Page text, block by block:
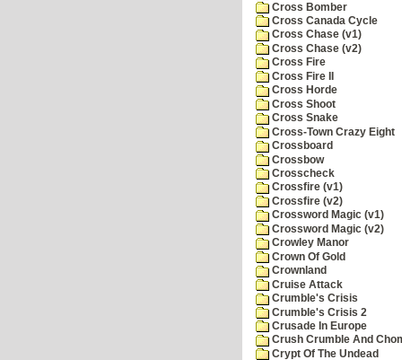
Cross Bomber
Cross Canada Cycle
Cross Chase (v1)
Cross Chase (v2)
Cross Fire
Cross Fire II
Cross Horde
Cross Shoot
Cross Snake
Cross-Town Crazy Eight
Crossboard
Crossbow
Crosscheck
Crossfire (v1)
Crossfire (v2)
Crossword Magic (v1)
Crossword Magic (v2)
Crowley Manor
Crown Of Gold
Crownland
Cruise Attack
Crumble's Crisis
Crumble's Crisis 2
Crusade In Europe
Crush Crumble And
Crypt Of The Undead